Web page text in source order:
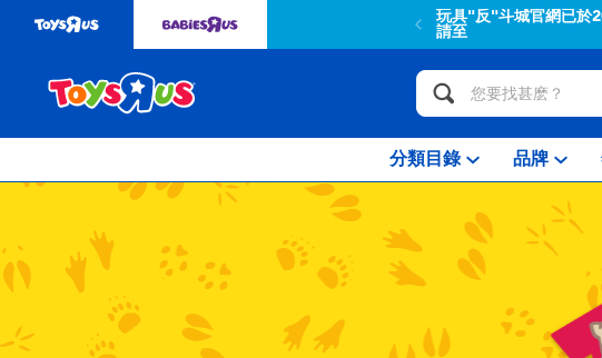
玩具"反"斗城官網已於
請至
分類目錄 品牌